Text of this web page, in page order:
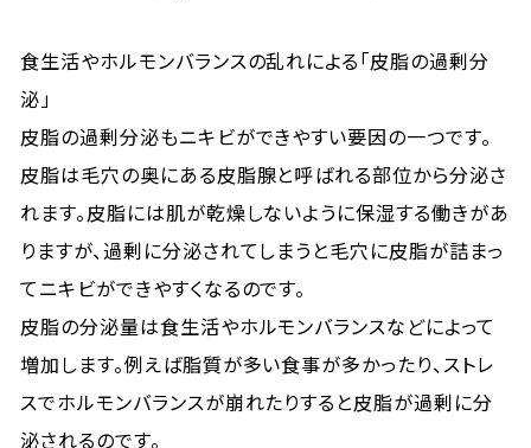
食生活やホルモンバランスの乱れによる「皮脂の過剰分
泌」
皮脂の過剰分泌もニキビができやすい要因の一つです。
皮脂は毛穴の奥にある皮脂腺と呼ばれる部位から分泌さ
れます。皮脂には肌が乾燥しないように保湿する働きがあ
りますが、過剰に分泌されてしまうと毛穴に皮脂が詰まっ
てニキビができやすくなるのです。
皮脂の分泌量は食生活やホルモンバランスなどによって
増加します。例えば脂質が多い食事が多かったり、ストレ
スでホルモンバランスが崩れたりすると皮脂が過剰に分
泌されるのです。